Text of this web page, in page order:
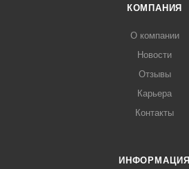
КОМПАНИЯ
О компании
Новости
Отзывы
Карьера
Контакты
ИНФОРМАЦИЯ